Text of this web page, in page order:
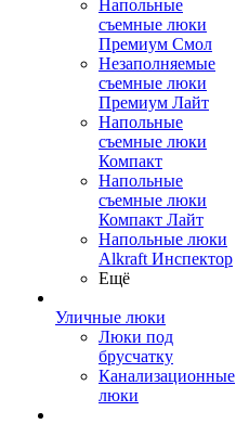
Напольные
съемные люки
Премиум Смол
Незаполняемые
съемные люки
Премиум Лайт
Напольные
съемные люки
Компакт
Напольные
съемные люки
Компакт Лайт
Напольные люки
Alkraft Инспектор
Ещё
Уличные люки
Люки под
брусчатку
Канализационные
люки